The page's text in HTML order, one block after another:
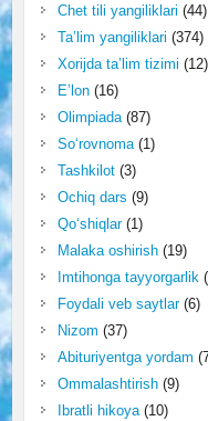
Chet tili yangiliklari (44)
Ta’lim yangiliklari (374)
Xorijda ta’lim tizimi (12)
E’lon(16)
Olimpiada(87)
So‘rovnoma(1)
Tashkilot(3)
Ochiq dars (9)
Qo‘shiqlar(1)
Malaka oshirish(19)
Imtihonga tayyorgarlik
Foydali veb saytlar(6)
Nizom (37)
Abituriyentga yordam
Ommalashtirish(9)
Ibratli hikoya(10)